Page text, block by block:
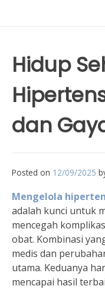
Hidup
dan
Posted on 12/09/2025
Mengelola
adalah kunci untuk
mencegah
obat. Kombinasi
medis dan
utama. Keduanya
mencapai hasil